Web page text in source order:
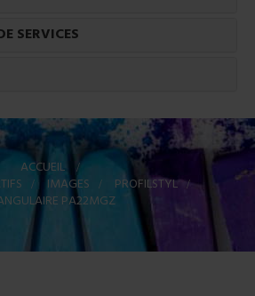
SERVICES
ACCUEIL >
> IMAGES > PROFILSTYL >
PA22MGZ